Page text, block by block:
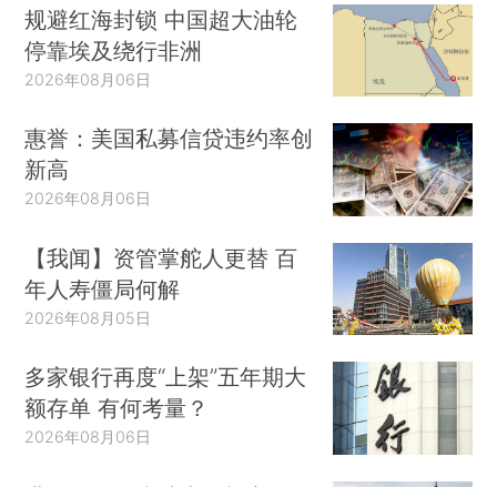
规避红海封锁 中国超大油轮
停靠埃及绕行非洲
2026年08月06日
惠誉：美国私募信贷违约率创
新高
2026年08月06日
【我闻】资管掌舵人更替 百
年人寿僵局何解
2026年08月05日
多家银行再度“上架”五年期大
额存单 有何考量？
2026年08月06日